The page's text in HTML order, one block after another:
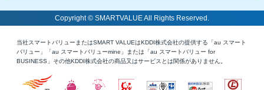
Copyright © SMARTVALUE All Rights Reserved.
当社スマートバリューまたはSMART VALUEはKDDI株式会社の提供する「au スマート
バリュー」「au スマートバリューmine」または「au スマートバリュー for
BUSINESS」その他KDDI株式会社の商品又はサービスとは関係がありません。